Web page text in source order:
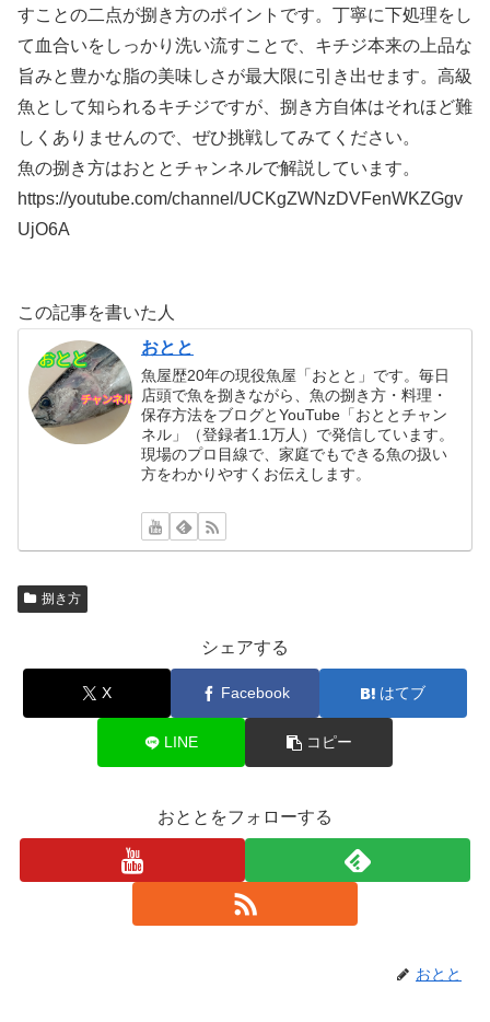
すことの二点が捌き方のポイントです。丁寧に下処理をし
て血合いをしっかり洗い流すことで、キチジ本来の上品な
旨みと豊かな脂の美味しさが最大限に引き出せます。高級
魚として知られるキチジですが、捌き方自体はそれほど難
しくありませんので、ぜひ挑戦してみてください。
魚の捌き方はおととチャンネルで解説しています。
https://youtube.com/channel/UCKgZWNzDVFenWKZGgv
UjO6A
この記事を書いた人
おとと
魚屋歴20年の現役魚屋「おとと」です。毎日
店頭で魚を捌きながら、魚の捌き方・料理・
保存方法をブログとYouTube「おととチャン
ネル」（登録者1.1万人）で発信しています。
現場のプロ目線で、家庭でもできる魚の扱い
方をわかりやすくお伝えします。
捌き方
シェアする
X Facebook はてブ
LINE コピー
おととをフォローする
おとと